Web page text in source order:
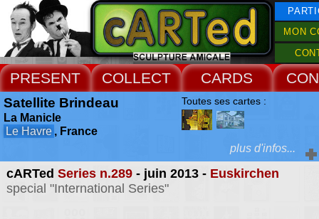
MON
PRESENT COLLECT CARDS
cARTed Series n.289- juin 2013 - Euskirchen
special "International Series"
Satellite Brindeau
La Manicle
Le Havre , France
Toutes ses cartes :
Extras :
plus d'infos...